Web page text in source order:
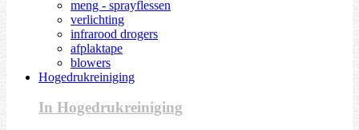
meng - sprayflessen
verlichting
infrarood drogers
afplaktape
blowers
Hogedrukreiniging
In Hogedrukreiniging